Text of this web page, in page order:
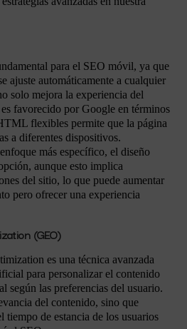
para el SEO móvil, ya que
ajuste automáticamente a cualquier
solo mejora la experiencia del
favorecido por Google en términos
flexibles permite que la página
a diferentes dispositivos.
más específico, el diseño
aunque esto implica
del sitio, lo que puede aumentar
pero ofrecer una experiencia
(GEO)
es una técnica avanzada
para personalizar el contenido
según las preferencias del usuario.
del contenido, sino que
tiempo de estancia de los usuarios